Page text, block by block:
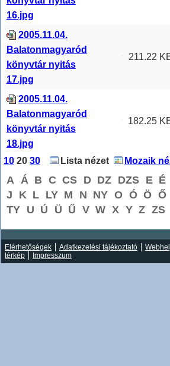
16.jpg
2005.11.04.
Balatonmagyaród
könyvtár nyitás
17.jpg
211.22
2005.11.04.
Balatonmagyaród
könyvtár nyitás
18.jpg
182.25
10 20 30 Lista nézet Mozaik
A Á B C CS D DZ DZS E É
J
K L LY M N NY O Ó Ö Ő
TY U Ú Ü Ű V W X Y Z ZS
Elérhetőségek Adatkezelési tájékoztató
térkép
Impresszum